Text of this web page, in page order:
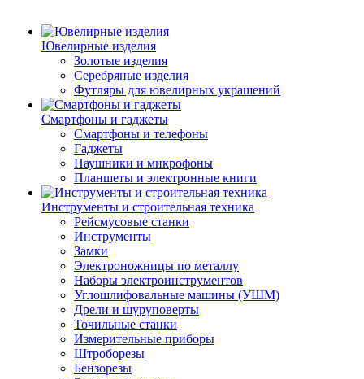
Ювелирные изделия
Золотые изделия
Серебряные изделия
Футляры для ювелирных украшений
Смартфоны и гаджеты
Смартфоны и телефоны
Гаджеты
Наушники и микрофоны
Планшеты и электронные книги
Инструменты и строительная техника
Рейсмусовые станки
Инструменты
Замки
Электроножницы по металлу
Наборы электроинструментов
Углошлифовальные машины (УШМ)
Дрели и шуруповерты
Точильные станки
Измерительные приборы
Штроборезы
Бензорезы